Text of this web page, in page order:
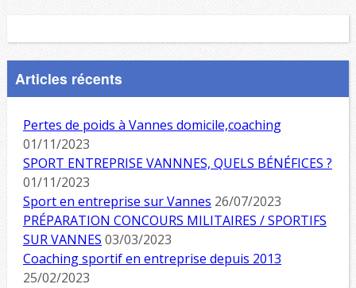
Articles récents
Pertes de poids à Vannes domicile,coaching
01/11/2023
SPORT ENTREPRISE VANNNES, QUELS BÉNÉFICES ?
01/11/2023
Sport en entreprise sur Vannes 26/07/2023
PRÉPARATION CONCOURS MILITAIRES / SPORTIFS
SUR VANNES 03/03/2023
Coaching sportif en entreprise depuis 2013
25/02/2023